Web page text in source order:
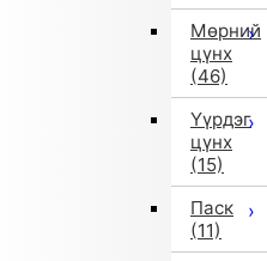
Мөрний
цүнх
(46)
Үүрдэг
цүнх
(15)
Паск
(11)